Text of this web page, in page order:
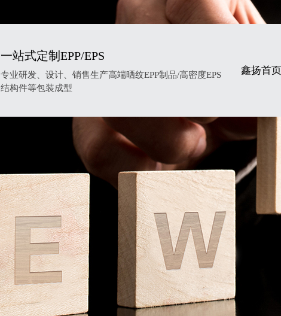
一站式定制EPP/EPS
专业研发、设计、销售生产高端晒纹EPP制品/高密度EPS
结构件等包装成型
鑫扬首页